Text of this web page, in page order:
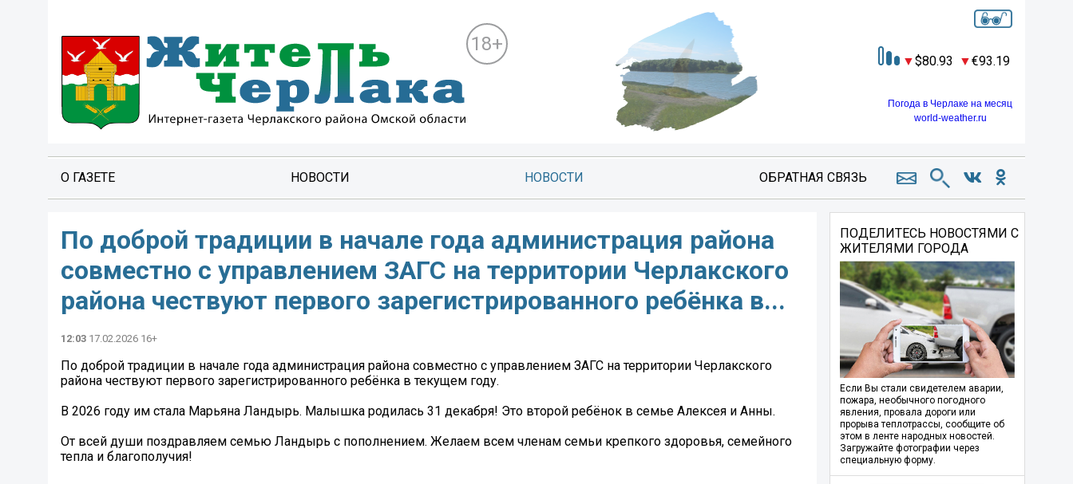
18+
80.93 93.19
Погода в Черлаке на месяц
world-weather.ru
О ГАЗЕТЕ НОВОСТИ НОВОСТИ ОБРАТНАЯ СВЯЗЬ
По доброй традиции в начале года администрация района
совместно с управлением ЗАГС на территории Черлакского
района чествуют первого зарегистрированного ребёнка в...
12:03 17.02.2026 16+
По доброй традиции в начале года администрация района совместно с управлением ЗАГС на территории Черлакского
района чествуют первого зарегистрированного ребёнка в текущем году.
В 2026 году им стала Марьяна Ландырь. Малышка родилась 31 декабря! Это второй ребёнок в семье Алексея и Анны.
От всей души поздравляем семью Ландырь с пополнением. Желаем всем членам семьи крепкого здоровья, семейного
тепла и благополучия!
ПОДЕЛИТЕСЬ НОВОСТЯМИ С
ЖИТЕЛЯМИ ГОРОДА
Если Вы стали свидетелем аварии,
пожара, необычного погодного
явления, провала дороги или
прорыва теплотрассы, сообщите об
этом в ленте народных новостей.
Загружайте фотографии через
специальную форму.